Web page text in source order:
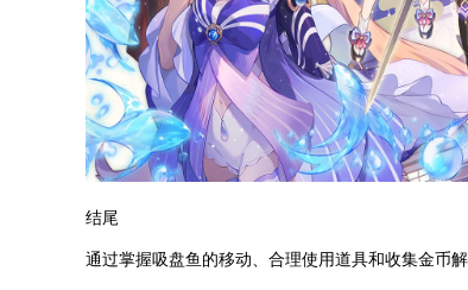
结尾
通过掌握吸盘鱼的移动、合理使用道具和收集金币